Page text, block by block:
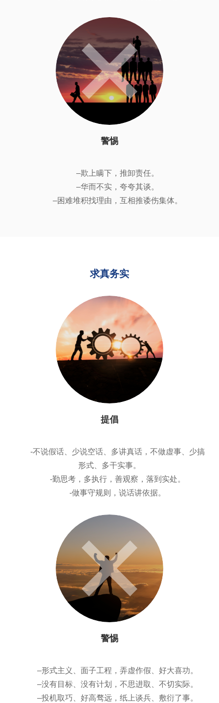
警惕
–欺上瞒下，推卸责任。
–华而不实，夸夸其谈。
–困难堆积找理由，互相推诿伤集体。
求真务实
提倡
-不说假话、少说空话、多讲真话，不做虚事、少搞
形式、多干实事。
-勤思考，多执行，善观察，落到实处。
-做事守规则，说话讲依据。
警惕
–形式主义、面子工程，弄虚作假、好大喜功。
–没有目标、没有计划，不思进取、不切实际。
–投机取巧、好高骛远，纸上谈兵、敷衍了事。